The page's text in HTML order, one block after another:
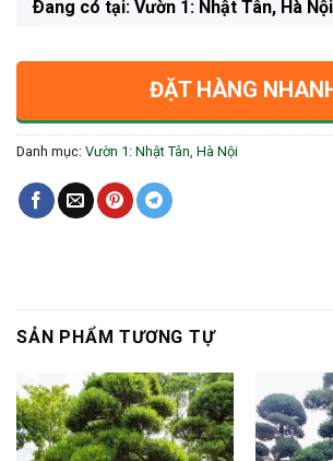
Ðang có tại: Vườn 1: Nhật Tân, Hà Nội
ĐẶT HÀNG
Danh mục: Vườn 1: Nhật Tân, Hà Nội
SẢN PHẨM TƯƠNG TỰ